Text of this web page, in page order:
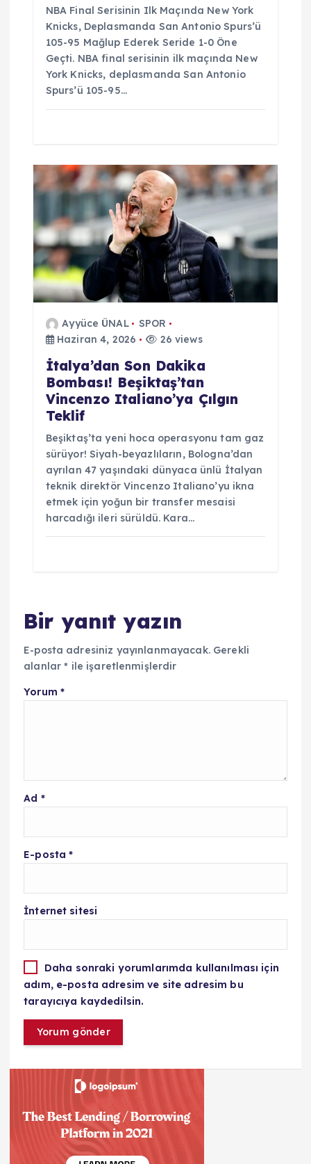
NBA Final Serisinin Ilk Maçında New York
Knicks, Deplasmanda San Antonio Spurs’ü
105-95 Mağlup Ederek Seride 1-0 Öne
Geçti. NBA final serisinin ilk maçında New
York Knicks, deplasmanda San Antonio
Spurs’ü 105-95…
Ayyüce ÜNAL
SPOR
Haziran 4, 2026
26 views
İtalya’dan Son Dakika
Bombası! Beşiktaş’tan
Vincenzo Italiano’ya Çılgın
Teklif
Beşiktaş’ta yeni hoca operasyonu tam gaz
sürüyor! Siyah-beyazlıların, Bologna’dan
ayrılan 47 yaşındaki dünyaca ünlü İtalyan
teknik direktör Vincenzo Italiano’yu ikna
etmek için yoğun bir transfer mesaisi
harcadığı ileri sürüldü. Kara…
Bir yanıt yazın
E-posta adresiniz yayınlanmayacak. Gerekli
alanlar* ile işaretlenmişlerdir
Yorum *
Ad *
E-posta*
İnternet sitesi
Daha sonraki yorumlarımda kullanılması için
adım, e-posta adresim ve site adresim bu
tarayıcıya kaydedilsin.